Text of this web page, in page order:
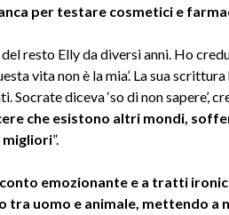
per testare cosmetici e
resto Elly da diversi anni. Ho
vita non è la mia’. La sua
Socrate diceva ‘so di non sapere’,
che esistono altri mondi,
migliori”.
emozionante e a tratti
tra uomo e animale, mettendo a